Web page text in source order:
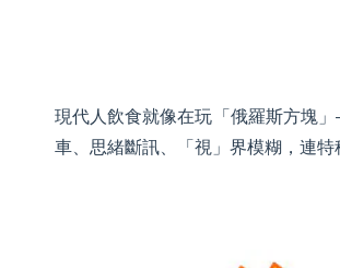
現代人飲食就像在玩「俄羅斯方塊
車、思緒斷訊、「視」界模糊，連特